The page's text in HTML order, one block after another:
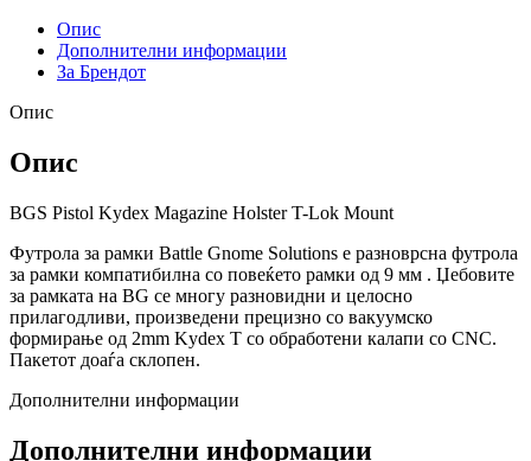
Опис
Дополнителни информации
За Брендот
Опис
Опис
BGS Pistol Kydex Magazine Holster T-Lok Mount
Футрола за рамки Battle Gnome Solutions е разноврсна футрола
за рамки компатибилна со повеќето рамки од 9 мм . Џебовите
за рамката на BG се многу разновидни и целосно
прилагодливи, произведени прецизно со вакуумско
формирање од 2mm Kydex T со обработени калапи со CNC.
Пакетот доаѓа склопен.
Дополнителни информации
Дополнителни информации